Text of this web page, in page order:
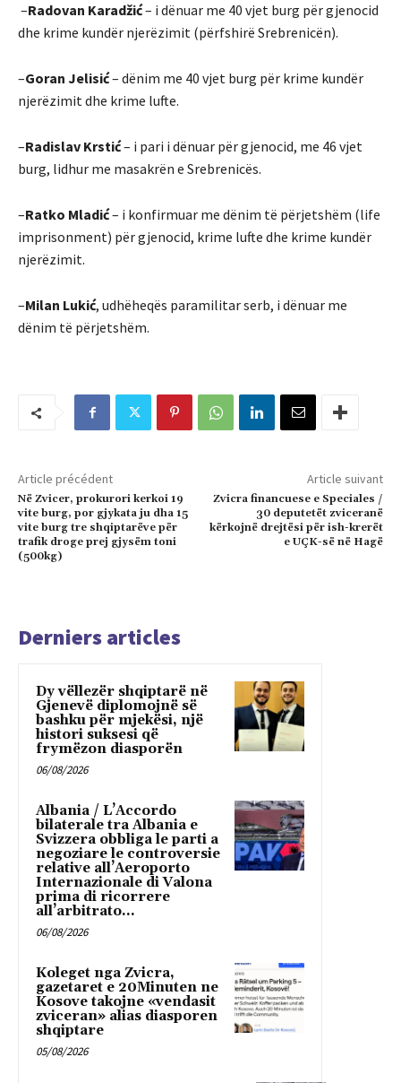
–Radovan Karadžić– i dënuar me 40 vjet burg për gjenocid
dhe krime kundër njerëzimit (përfshirë Srebrenicën).
–Goran Jelisić– dënim me 40 vjet burg për krime kundër
njerëzimit dhe krime lufte.
–Radislav Krstić– i pari i dënuar për gjenocid, me 46 vjet
burg, lidhur me masakrën e Srebrenicës.
–Ratko Mladić– i konfirmuar me dënim të përjetshëm (life
imprisonment) për gjenocid, krime lufte dhe krime kundër
njerëzimit.
–Milan Lukić, udhëheqës paramilitar serb, i dënuar me
dënim të përjetshëm.
Article précédent
Në Zvicer, prokurori kerkoi 19
vite burg, por gjykata ju dha 15
vite burg tre shqiptarëve për
trafik droge prej gjysëm toni
(500kg)
Article suivant
Zvicra financuese e Speciales /
30 deputetët zviceranë
kërkojnë drejtësi për ish-krerët
e UÇK-së në Hagë
Derniers articles
Dy vëllezër shqiptarë në
Gjenevë diplomojnë së
bashku për mjekësi, një
histori suksesi që
frymëzon diasporën
06/08/2026
Albania / L’Accordo
bilaterale tra Albania e
Svizzera obbliga le parti a
negoziare le controversie
relative all’Aeroporto
Internazionale di Valona
prima di ricorrere
all’arbitrato...
06/08/2026
Koleget nga Zvicra,
gazetaret e 20Minuten ne
Kosove takojne «vendasit
zviceran» alias diasporen
shqiptare
05/08/2026